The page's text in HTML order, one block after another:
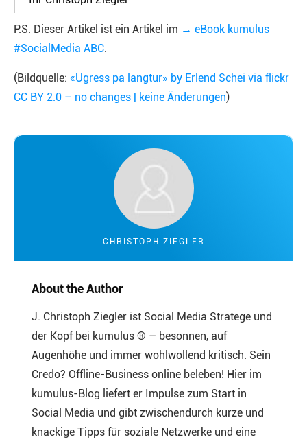
P.S. Dieser Artikel ist ein Artikel im → eBook kumulus
#SocialMedia ABC.
(Bildquelle: «Ugress pa langtur» by Erlend Schei via flickr
CC BY 2.0 – no changes | keine Änderungen)
CHRISTOPH ZIEGLER
About the Author
J. Christoph Ziegler ist Social Media Stratege und
der Kopf bei kumulus ® – besonnen, auf
Augenhöhe und immer wohlwollend kritisch. Sein
Credo? Offline-Business online beleben! Hier im
kumulus-Blog liefert er Impulse zum Start in
Social Media und gibt zwischendurch kurze und
knackige Tipps für soziale Netzwerke und eine